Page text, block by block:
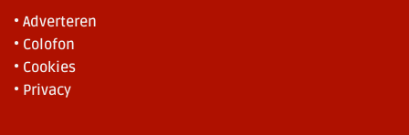
• Adverteren
• Colofon
• Cookies
• Privacy